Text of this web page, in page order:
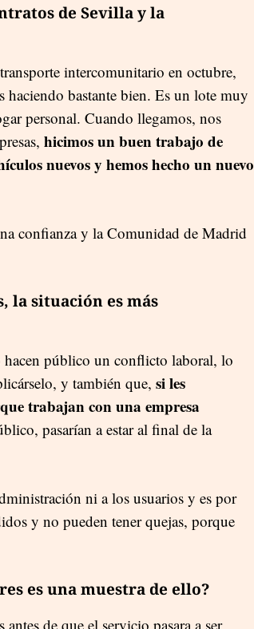
de Sevilla y la
intercomunitario en octubre,
haciendo bastante bien. Es un lote muy
personal. Cuando llegamos, nos
hicimos un buen trabajo de
nuevos y hemos hecho un nuevo
confianza y la Comunidad de Madrid
la situación es más
hacen público un conflicto laboral, lo
y también que, si les
trabajan con una empresa
pasarían a estar al final de la
ni a los usuarios y es por
y no pueden tener quejas, porque
es una muestra de ello?
de que el servicio pasara a ser